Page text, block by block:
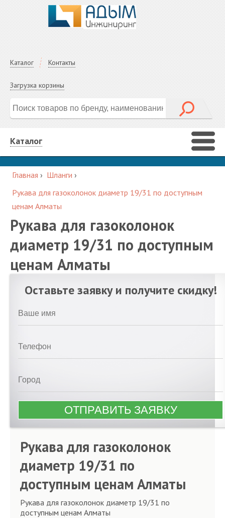
Каталог Контакты
Загрузка корзины
Каталог
Главная › Шланги ›
Рукава для газоколонок диаметр 19/31 по доступным
ценам Алматы
Рукава для газоколонок
диаметр 19/31 по доступным
ценам Алматы
Оставьте заявку и получите скидку!
Рукава для газоколонок
диаметр 19/31 по
доступным ценам Алматы
Рукава для газоколонок диаметр 19/31 по
доступным ценам Алматы